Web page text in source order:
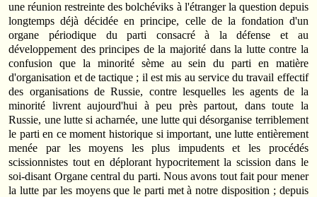
une réunion restreinte des bolchéviks à l'étranger la question depuis
longtemps déjà décidée en principe, celle de la fondation d'un
organe périodique du parti consacré à la défense et au
développement des principes de la majorité dans la lutte contre la
confusion que la minorité sème au sein du parti en matière
d'organisation et de tactique ; il est mis au service du travail effectif
des organisations de Russie, contre lesquelles les agents de la
minorité livrent aujourd'hui à peu près partout, dans toute la
Russie, une lutte si acharnée, une lutte qui désorganise terriblement
le parti en ce moment historique si important, une lutte entièrement
menée par les moyens les plus impudents et les procédés
scissionnistes tout en déplorant hypocritement la scission dans le
soi-disant Organe central du parti. Nous avons tout fait pour mener
la lutte par les moyens que le parti met à notre disposition ; depuis